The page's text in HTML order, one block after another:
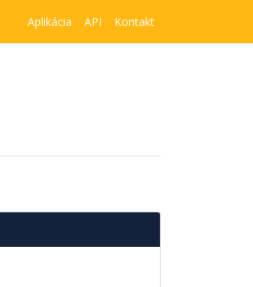
Aplikácia API Kontakt